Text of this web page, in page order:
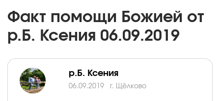
Факт помощи Божией от
р.Б. Ксения 06.09.2019
р.Б. Ксения
06.09.2019 г. Щёлково